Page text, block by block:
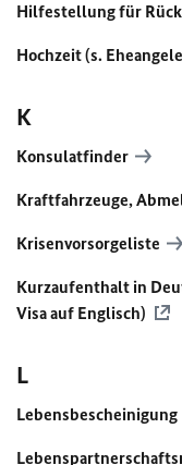
Hilfestellung für
Hochzeit (s.
K
Konsulatfinder
Kraftfahrzeuge,
Krisenvorsorgeliste
Kurzaufenthalt in
Visa auf Englisch)
L
Lebensbescheinigung